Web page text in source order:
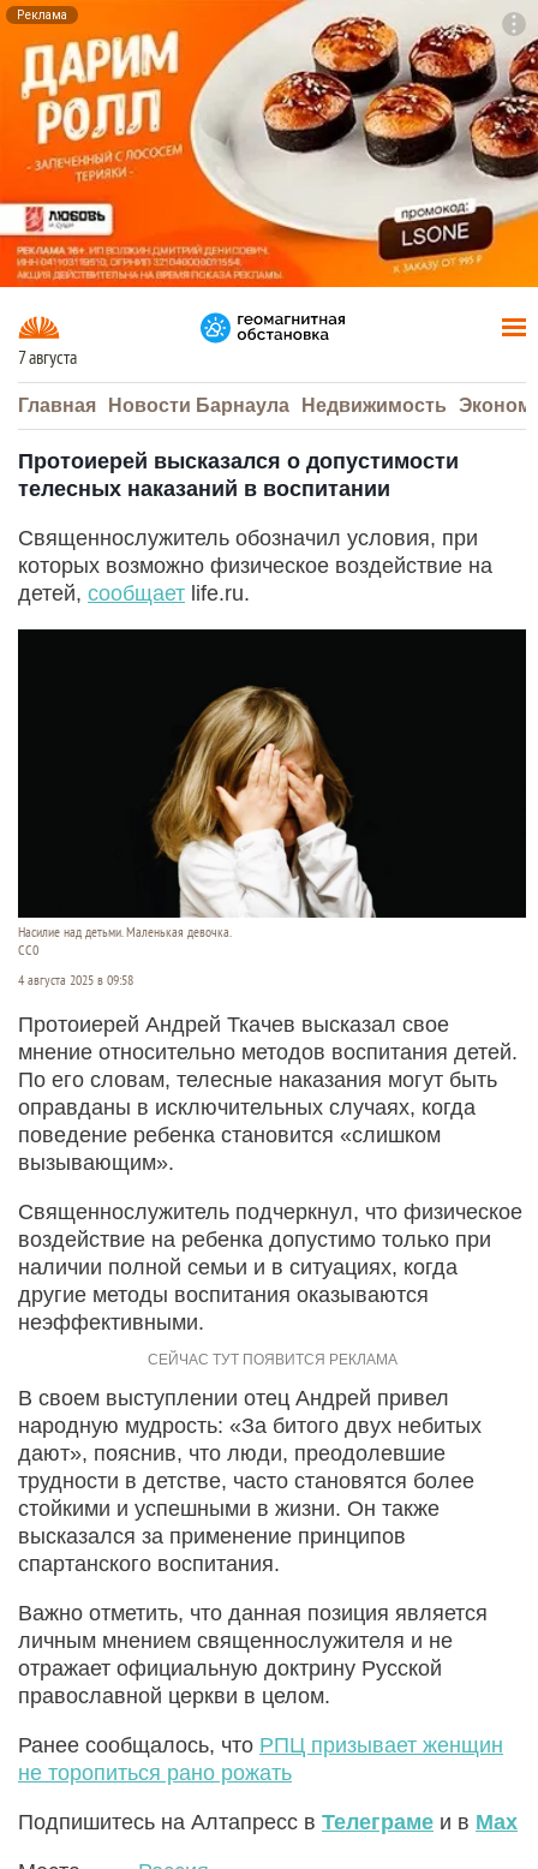
Реклама
7 августа
Главная Новости Барнаула Недвижимость
Протоиерей высказался о допустимости
телесных наказаний в воспитании
Священнослужитель обозначил условия, при
которых возможно физическое воздействие на
детей, сообщает life.ru.
Насилие над детьми. Маленькая девочка.
СС0
4 августа 2025 в 09:58
Протоиерей Андрей Ткачев высказал свое
мнение относительно методов воспитания детей.
По его словам, телесные наказания могут быть
оправданы в исключительных случаях, когда
поведение ребенка становится «слишком
вызывающим».
Священнослужитель подчеркнул, что физическое
воздействие на ребенка допустимо только при
наличии полной семьи и в ситуациях, когда
другие методы воспитания оказываются
неэффективными.
В своем выступлении отец Андрей привел
народную мудрость: «За битого двух небитых
дают», пояснив, что люди, преодолевшие
трудности в детстве, часто становятся более
стойкими и успешными в жизни. Он также
высказался за применение принципов
спартанского воспитания.
Важно отметить, что данная позиция является
личным мнением священнослужителя и не
отражает официальную доктрину Русской
православной церкви в целом.
Ранее сообщалось, что РПЦ призывает женщин
не торопиться рано рожать
Подпишитесь на Алтапресс в Телеграме и в Max